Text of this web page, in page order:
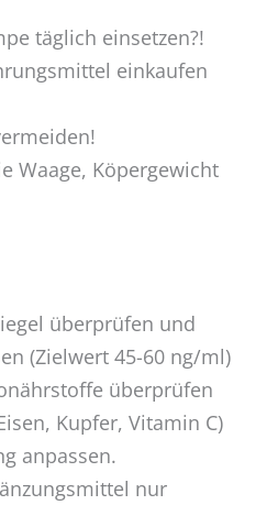
täglich einsetzen?!
einkaufen
Waage, Köpergewicht
überprüfen und
(Zielwert 45-60 ng/ml)
überprüfen
Kupfer, Vitamin C)
anpassen.
nur